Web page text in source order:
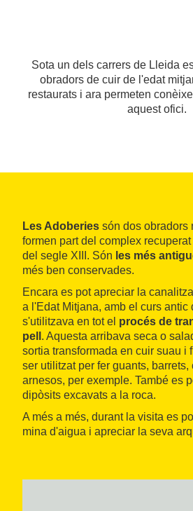
Sota un dels carrers de Lleida
obradors de cuir de l'edat
restaurats i ara permeten
aquest ofici.
Les Adoberies són dos obradors
formen part del complex
del segle XIII. Són les més
més ben conservades.
Encara es pot apreciar la
a l'Edat Mitjana, amb el curs antic
s'utilitzava en tot el procés de
pell . Aquesta arribava seca o
sortia transformada en cuir suau i
ser utilitzat per fer guants, barrets,
arnesos, per exemple. També es
dipòsits excavats a la roca.
A més a més, durant la visita es
mina d'aigua i apreciar la seva